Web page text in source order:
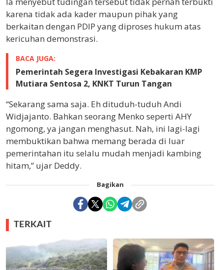
karena tidak ada kader maupun pihak yang
berkaitan dengan PDIP yang diproses hukum atas
kericuhan demonstrasi.
BACA JUGA:
Pemerintah Segera Investigasi Kebakaran KMP
Mutiara Sentosa 2, KNKT Turun Tangan
“Sekarang sama saja. Eh dituduh-tuduh Andi
Widjajanto. Bahkan seorang Menko seperti AHY
ngomong, ya jangan menghasut. Nah, ini lagi-lagi
membuktikan bahwa memang berada di luar
pemerintahan itu selalu mudah menjadi kambing
hitam,” ujar Deddy.
Bagikan
TERKAIT